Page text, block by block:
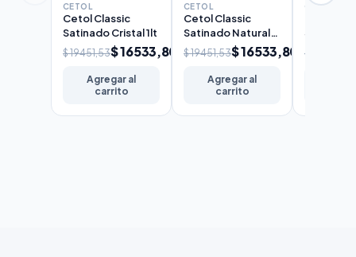
CETOL
Cetol Classic
Satinado Cristal 1lt
$ 19451,53$ 16533,80
Agregar al
carrito
CETOL
Cetol Classic
Satinado Natural
1lt
$ 19451,53$ 16533,80
Agregar al
carrito
CETOL
Satinado
$ 19451,53